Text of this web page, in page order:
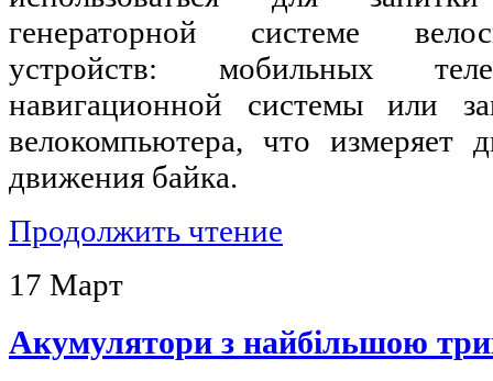
генераторной системе
устройств: мобильных
навигационной системы или
велокомпьютера, что измеряет
движения байка.
Продолжить чтение
17 Март
Акумулятори з найбільшою